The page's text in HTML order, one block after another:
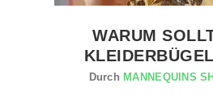
WARUM
Durch MANNEQUINS